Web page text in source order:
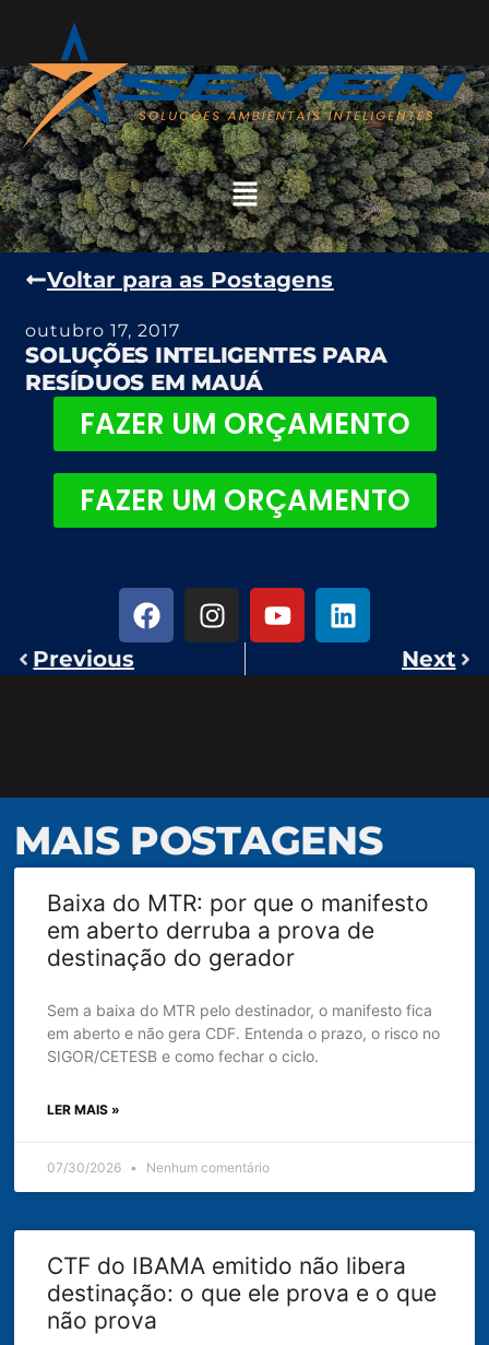
Voltar para as Postagens
outubro 17, 2017
SOLUÇÕES INTELIGENTES PARA
RESÍDUOS EM MAUÁ
FAZER UM ORÇAMENTO
FAZER UM ORÇAMENTO
Previous Next
MAIS POSTAGENS
Baixa do MTR: por que o manifesto
em aberto derruba a prova de
destinação do gerador
Sem a baixa do MTR pelo destinador, o manifesto fica
em aberto e não gera CDF. Entenda o prazo, o risco no
SIGOR/CETESB e como fechar o ciclo.
LER MAIS »
07/30/2026 Nenhum comentário
CTF do IBAMA emitido não libera
destinação: o que ele prova e o que
não prova